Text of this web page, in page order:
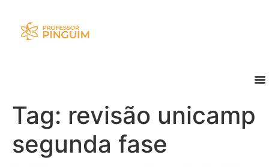
Tag: revisão unicamp
segunda fase